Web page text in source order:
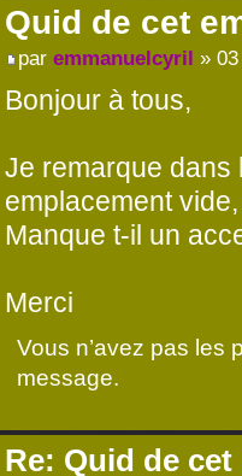
Quid de cet
par emmanuelcyril »
Bonjour à tous,
Je remarque dans
emplacement
Manque t-il un
Merci
Vous n’avez pas les
message.
Re: Quid de